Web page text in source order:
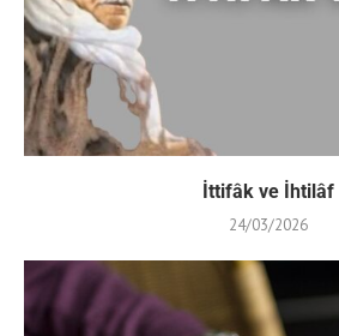
İttifâk ve İhtilâf
24/03/2026